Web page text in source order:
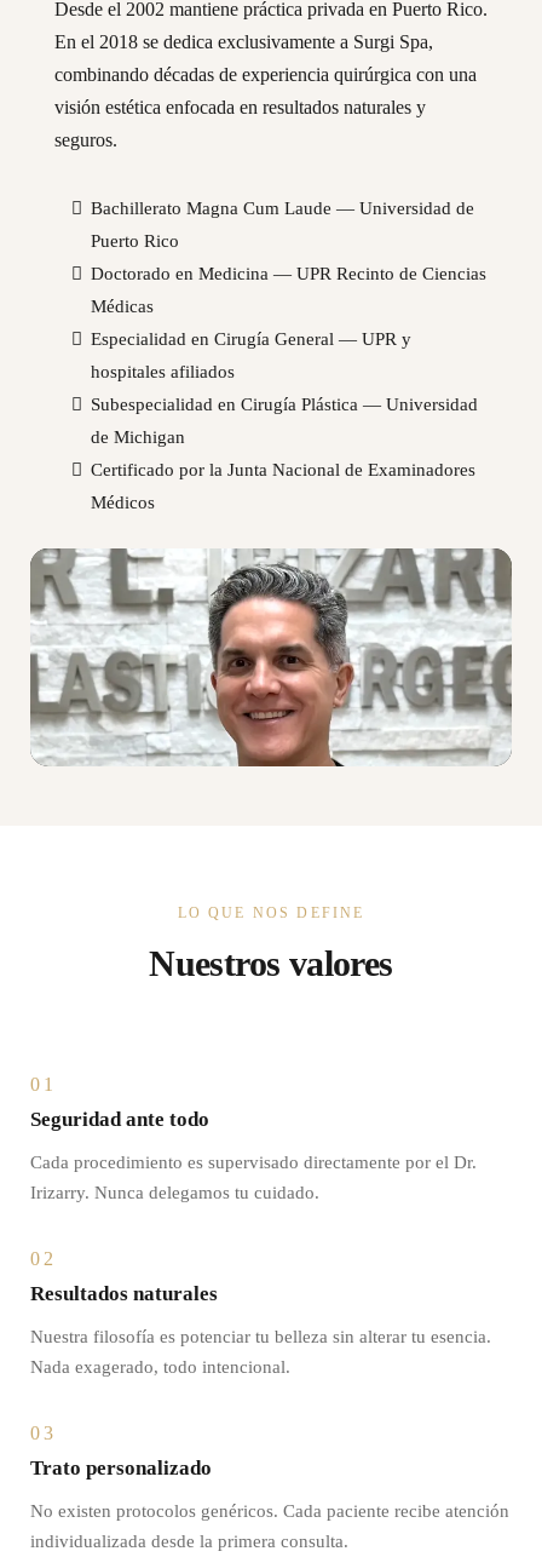
Desde el 2002 mantiene práctica privada en Puerto Rico.
En el 2018 se dedica exclusivamente a Surgi Spa,
combinando décadas de experiencia quirúrgica con una
visión estética enfocada en resultados naturales y
seguros.
Bachillerato Magna Cum Laude — Universidad de
Puerto Rico
Doctorado en Medicina — UPR Recinto de Ciencias
Médicas
Especialidad en Cirugía General — UPR y
hospitales afiliados
Subespecialidad en Cirugía Plástica — Universidad
de Michigan
Certificado por la Junta Nacional de Examinadores
Médicos
LO QUE NOS DEFINE
Nuestros valores
01
Seguridad ante todo
Cada procedimiento es supervisado directamente por el Dr.
Irizarry. Nunca delegamos tu cuidado.
02
Resultados naturales
Nuestra filosofía es potenciar tu belleza sin alterar tu esencia.
Nada exagerado, todo intencional.
03
Trato personalizado
No existen protocolos genéricos. Cada paciente recibe atención
individualizada desde la primera consulta.